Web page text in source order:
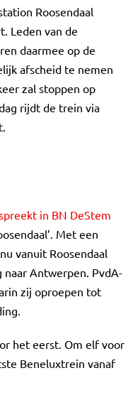
Roosendaal
Leden van de
daarmee op de
afscheid te nemen
zal stoppen op
rijdt de trein via
in BN DeStem
Met een
vanuit Roosendaal
Antwerpen. PvdA-
zij oproepen tot
het eerst. Om elf voor
Beneluxtrein vanaf